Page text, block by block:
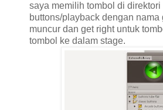
saya memilih tombol di
buttons/playback dengan nama
muncur dan get right untuk
tombol ke dalam stage.